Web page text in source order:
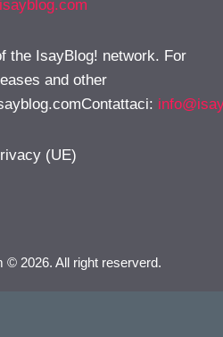
the IsayBlog! network. For
and other
:
(UE)
© 2026. All right reserverd.